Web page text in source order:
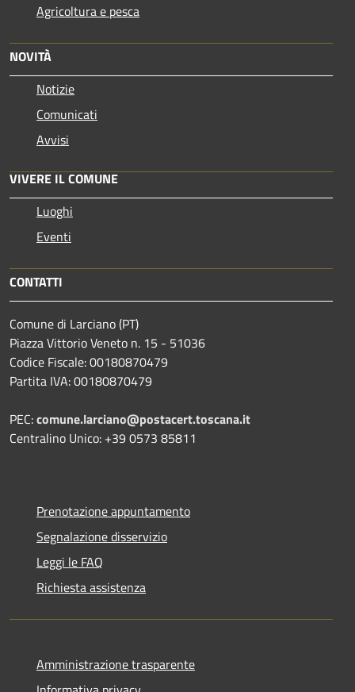
Agricoltura e pesca
NOVITÀ
Notizie
Comunicati
Avvisi
VIVERE IL COMUNE
Luoghi
Eventi
CONTATTI
Comune di Larciano (PT)
Piazza Vittorio Veneto n. 15 - 51036
Codice Fiscale: 00180870479
Partita IVA: 00180870479
PEC:comune.larciano@postacert.toscana.it
Centralino Unico: +39 0573 85811
Prenotazione appuntamento
Segnalazione disservizio
Leggi le FAQ
Richiesta assistenza
Amministrazione trasparente